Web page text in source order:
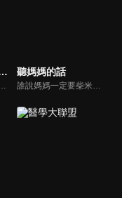
俗女家務事
你我關心的各種家務事。持續鎖定本節目就能夠讓你『俗女不出門，能知天下事』！
聽媽媽的話
誰說媽媽一定要柴米油鹽醬醋茶，誰說媽媽就等於黃臉婆，不同顏值、不同族群、不同職業、不同年紀，來自各個角落的快樂媽媽們，將讓您看到媽媽們的搞笑、可愛、淚水、溫馨，現代的媽媽們，通通站出來吧~所有愛秀敢秀的媽咪們，都在《聽媽媽的話》。